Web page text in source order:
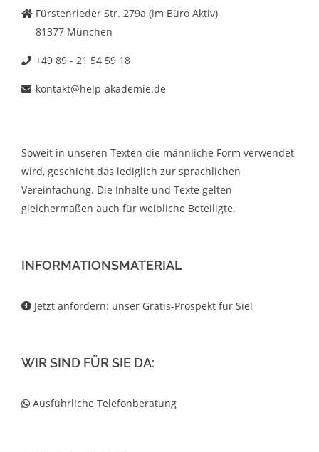
Fürstenrieder Str. 279a (im Büro Aktiv)
81377 München
+49 89 - 21 54 59 18
kontakt@help-akademie.de
Soweit in unseren Texten die männliche Form verwendet
wird, geschieht das lediglich zur sprachlichen
Vereinfachung. Die Inhalte und Texte gelten
gleichermaßen auch für weibliche Beteiligte.
INFORMATIONSMATERIAL
Jetzt anfordern: unser Gratis-Prospekt für Sie!
WIR SIND FÜR SIE DA:
Ausführliche Telefonberatung